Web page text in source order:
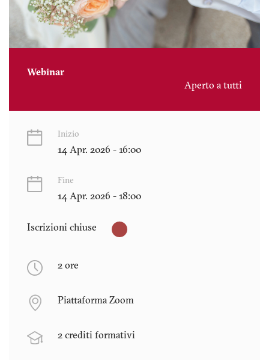
Webinar
Aperto a tutti
Inizio
14 Apr. 2026 - 16:00
Fine
14 Apr. 2026 - 18:00
Iscrizioni chiuse
2 ore
Piattaforma Zoom
2 crediti formativi